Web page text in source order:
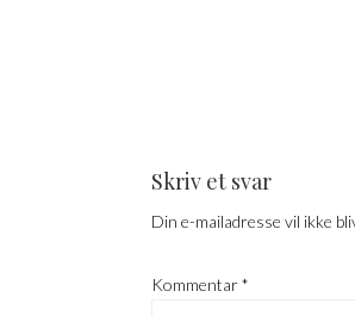
Skriv et svar
Din e-mailadresse vil ikke
Kommentar*